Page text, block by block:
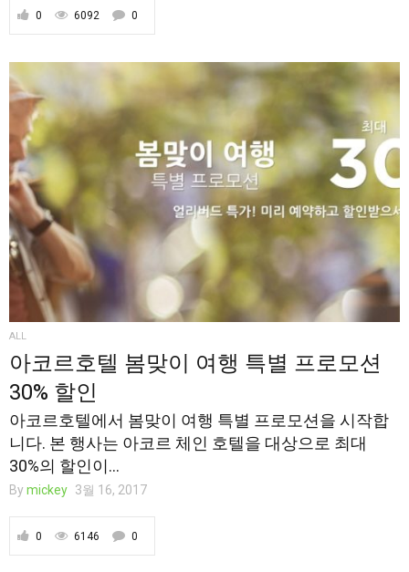
0 6092 0
ALL
아코르호텔 봄맞이 여행 특별 프로모션
30% 할인
아코르호텔에서 봄맞이 여행 특별 프로모션을 시작합
니다. 본 행사는 아코르 체인 호텔을 대상으로 최대
30%의 할인이...
By mickey 3월 16, 2017
0 6146 0